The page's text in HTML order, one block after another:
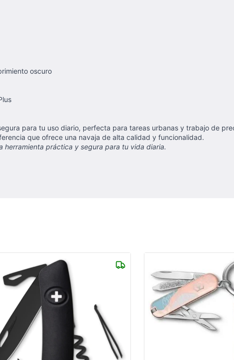
oscuro
para tu uso diario, perfecta para tareas urbanas y trabajo de
que ofrece una navaja de alta calidad y funcionalidad.
herramienta práctica y segura para tu vida diaria.